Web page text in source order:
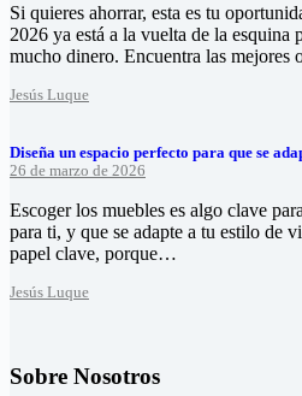
Si quieres ahorrar, esta es tu
2026 ya está a la vuelta de la esquina
mucho dinero. Encuentra las mejores
Jesús Luque
Diseña un espacio perfecto para que se
26 de marzo de 2026
Escoger los muebles es algo clave
para ti, y que se adapte a tu estilo de
papel clave, porque…
Jesús Luque
Sobre Nosotros